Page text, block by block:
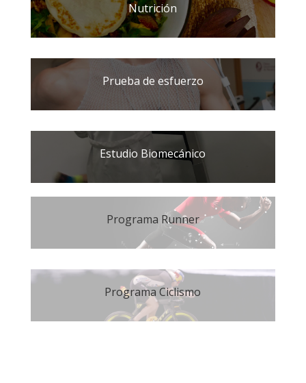
Nutrición
Prueba de esfuerzo
Estudio Biomecánico
Programa Runner
Programa Ciclismo